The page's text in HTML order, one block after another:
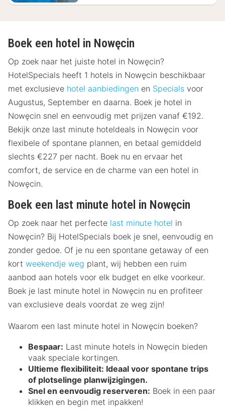
Boek een hotel in Nowęcin
Op zoek naar het juiste hotel in Nowęcin?
HotelSpecials heeft 1 hotels in Nowęcin beschikbaar
met exclusieve hotel aanbiedingen en Specials voor
Augustus, September en daarna. Boek je hotel in
Nowęcin snel en eenvoudig met prijzen vanaf €192.
Bekijk onze last minute hoteldeals in Nowęcin voor
flexibele of spontane plannen, en betaal gemiddeld
slechts €227 per nacht. Boek nu en ervaar het
comfort, de service en de charme van een hotel in
Nowęcin.
Boek een last minute hotel in Nowęcin
Op zoek naar het perfecte last minute hotel in
Nowęcin? Bij HotelSpecials boek je snel, eenvoudig en
zonder gedoe. Of je nu een spontane getaway of een
kort weekendje weg plant, wij hebben een ruim
aanbod aan hotels voor elk budget en elke voorkeur.
Boek je last minute hotel in Nowęcin nu en profiteer
van exclusieve deals voordat ze weg zijn!
Waarom een last minute hotel in Nowęcin boeken?
Bespaar: Last minute hotels in Nowęcin bieden
vaak speciale kortingen.
Ultieme flexibiliteit: Ideaal voor spontane trips
of plotselinge planwijzigingen.
Snel en eenvoudig reserveren: Boek in een paar
klikken en begin met inpakken!